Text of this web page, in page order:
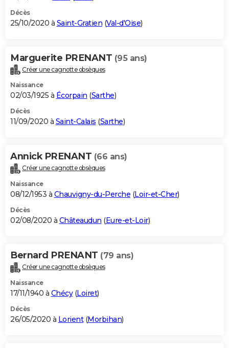
Décès
25/10/2020 à Saint-Gratien (Val-d'Oise)
Marguerite PRENANT (95 ans)
Créer une cagnotte obsèques
Naissance
02/03/1925 à Écorpain (Sarthe)
Décès
11/09/2020 à Saint-Calais (Sarthe)
Annick PRENANT (66 ans)
Créer une cagnotte obsèques
Naissance
08/12/1953 à Chauvigny-du-Perche (Loir-et-Cher)
Décès
02/08/2020 à Châteaudun (Eure-et-Loir)
Bernard PRENANT (79 ans)
Créer une cagnotte obsèques
Naissance
17/11/1940 à Chécy(Loiret)
Décès
26/05/2020 à Lorient(Morbihan)